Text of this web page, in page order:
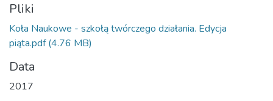
Pliki
Koła Naukowe - szkołą twórczego działania. Edycja
piąta.pdf (4.76 MB)
Data
2017